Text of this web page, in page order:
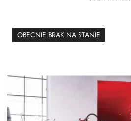
OBECNIE BRAK NA STANIE